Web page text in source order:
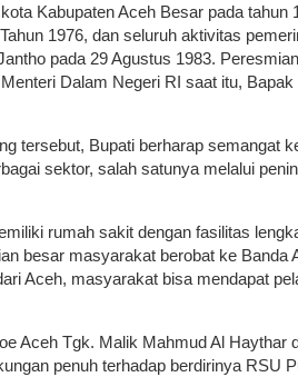
Kabupaten Aceh Besar pada tahun
1976, dan seluruh aktivitas
pada 29 Agustus 1983.
Dalam Negeri RI saat itu,
tersebut, Bupati berharap semangat
sektor, salah satunya melalui
rumah sakit dengan fasilitas
besar masyarakat berobat ke Banda
Aceh, masyarakat bisa mendapat
Aceh Tgk. Malik Mahmud Al Haythar
penuh terhadap berdirinya RSU